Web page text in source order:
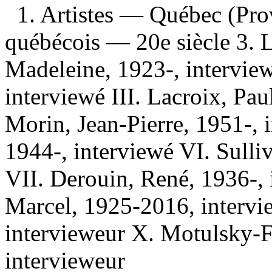
1. Artistes — Québec
québécois — 20e siècle 3.
Madeleine, 1923-,
interviewé III. Lacroix,
Morin, Jean-Pierre, 1951-
1944-, interviewé VI.
VII. Derouin, René, 1936-
Marcel, 1925-2016,
intervieweur X. Motulsky-
intervieweur